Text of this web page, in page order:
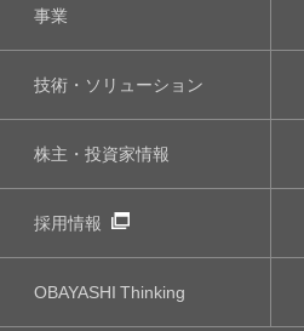
事業
技術・ソリューション
株主・投資家情報
採用情報
OBAYASHIThinking